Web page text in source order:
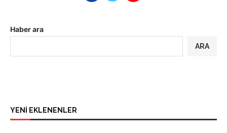
Haber ara
ARA
YENİ EKLENENLER